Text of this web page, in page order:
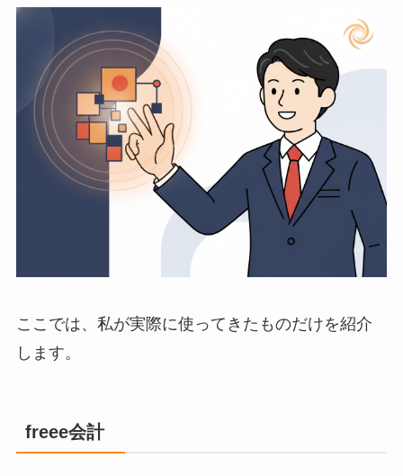
ここでは、私が実際に使ってきたものだけを紹介
します。
freee会計